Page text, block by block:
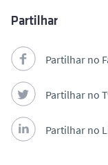
Partilhar
Partilhar no
Partilhar no
Partilhar no